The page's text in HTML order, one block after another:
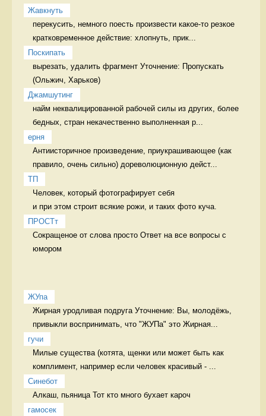
Жавкнуть
перекусить, немного поесть произвести какое-то резкое
кратковременное действие: хлопнуть, прик...
Поскипать
вырезать, удалить фрагмент Уточнение: Пропускать
Джамшутинг
найм неквалицированной рабочей силы из других, более
бедных, стран некачественно выполненная р...
ерня
Антиисторичное произведение, приукрашивающее (как
правило, очень сильно) дореволюционную дейст...
ТП
Человек, который фотографирует себя
и при этом строит всякие рожи, и таких фото куча.
ПРОСТт
Сокращеное от слова просто Ответ на все вопросы с
юмором
ЖУпа
Жирная уродливая подруга Уточнение: Вы, молодёжь,
привыкли воспринимать, что "ЖУПа" это Жирная...
гучи
Милые существа (котята, щенки или может быть как
комплимент, например если человек красивый - ...
Синебот
Алкаш, пьяница Тот кто много бухает кароч
гамосек